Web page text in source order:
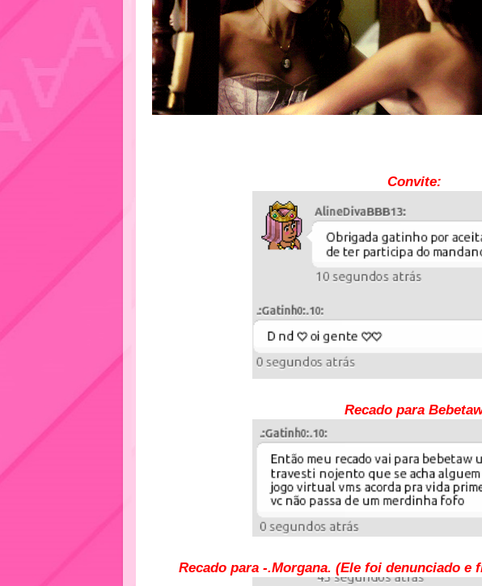
Convite:
Recado para
Recado para -.Morgana. (Ele foi denunciado e